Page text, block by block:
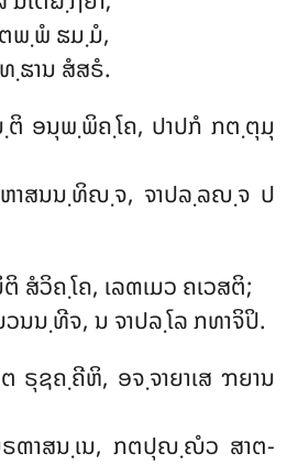
ຕພ຺ພໍ ຘມ຺ມໍ,
ຘານ ສໍສຣໍ.
ຕິ ອນຸພ຺ພິຄ຺ໂຄ, ປາປກໍ ກຕ຺ຕຸມຸ
າສນນ຺ທິຎ຺ຈ, ຈາປລ຺ລຎ຺ຈ ປ
ສໍວິຄ຺ໂຄ, ເລຓເມວ ຄເວສຕິ;
ວນນ຺ທີຈ, ນ ຈາປລ຺ໂລ ກທາຈິປິ.
ຣຸຊຄ຺ຄີຫິ, ອຈ຺ຈາຍາເສ ຠຍານ
ຣຓາສນ຺ເນ, ກຕປຸຎ຺ຎໍວ ສາຕ-